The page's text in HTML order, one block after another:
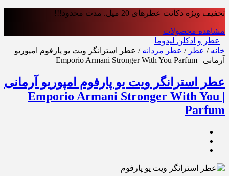
تخفیف ویژه دکانت عطرهای 20 میل. مدت محدود!!!
مشاهده محصولات
عطر و ادکلن لیدوما
خانه / عطر / عطر مردانه / عطر استرانگر ویت یو پارفوم امپوریو
آرمانی | Emporio Armani Stronger With You Parfum
عطر استرانگر ویت یو پارفوم امپوریو آرمانی
| Emporio Armani Stronger With You
Parfum